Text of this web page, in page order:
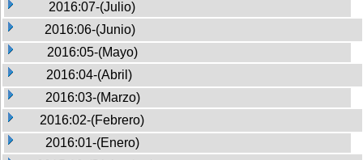
2016:07-(Julio)
2016:06-(Junio)
2016:05-(Mayo)
2016:04-(Abril)
2016:03-(Marzo)
2016:02-(Febrero)
2016:01-(Enero)